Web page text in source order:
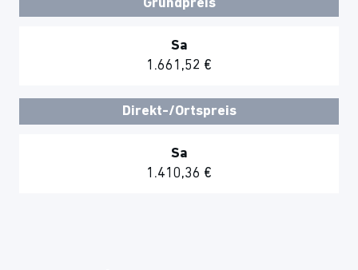
Grundpreis
Sa
1.661,52 €
Direkt-/Ortspreis
Sa
1.410,36 €